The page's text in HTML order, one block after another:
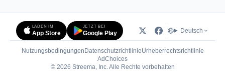
LADEN IM
App Store
JETZT BEI
Google Play Deutsch
Nutzungsbedingungen DatenschutzrichtlinieUrheberrechtsrichtlinie
AdChoices(öffnet in neuem Tab)
© 2026 Streema, Inc. Alle Rechte vorbehalten